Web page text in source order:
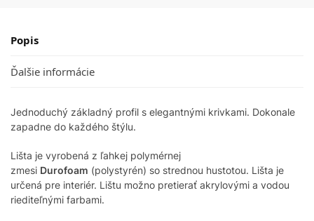
Popis
Ďalšie informácie
Jednoduchý základný profil s elegantnými krivkami. Dokonale
zapadne do každého štýlu.
Lišta je vyrobená z ľahkej polymérnej
zmesi Durofoam (polystyrén) so strednou hustotou. Lišta je
určená pre interiér. Lištu možno pretierať akrylovými a vodou
riediteľnými farbami.